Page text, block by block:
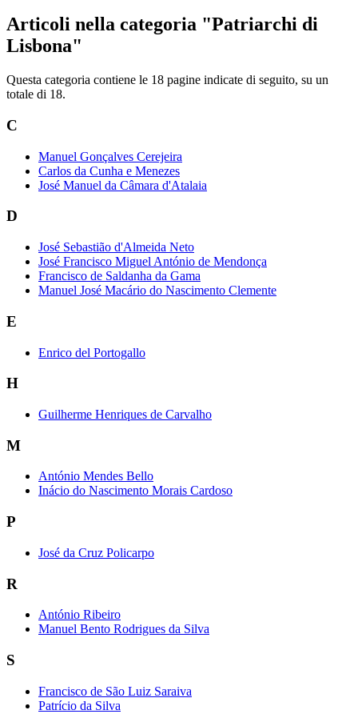
Articoli nella categoria "Patriarchi di
Lisbona"
Questa categoria contiene le 18 pagine indicate di seguito, su un
totale di 18.
C
Manuel Gonçalves Cerejeira
Carlos da Cunha e Menezes
José Manuel da Câmara d'Atalaia
D
José Sebastião d'Almeida Neto
José Francisco Miguel António de Mendonça
Francisco de Saldanha da Gama
Manuel José Macário do Nascimento Clemente
E
Enrico del Portogallo
H
Guilherme Henriques de Carvalho
M
António Mendes Bello
Inácio do Nascimento Morais Cardoso
P
José da Cruz Policarpo
R
António Ribeiro
Manuel Bento Rodrigues da Silva
S
Francisco de São Luiz Saraiva
Patrício da Silva